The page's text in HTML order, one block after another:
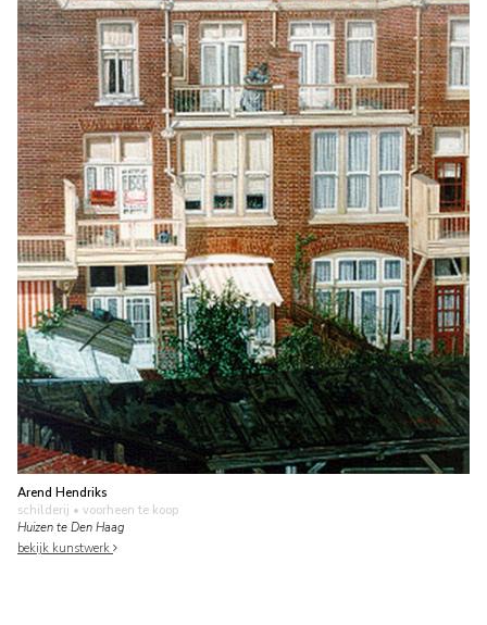
Arend Hendriks
schilderij • voorheen te koop
Huizen te Den Haag
bekijk kunstwerk